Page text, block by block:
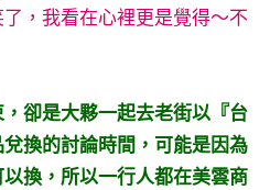
，我看在心裡更是覺得～不
卻是大夥一起去老街以『台
換的討論時間，可能是因為
換，所以一行人都在美雲商